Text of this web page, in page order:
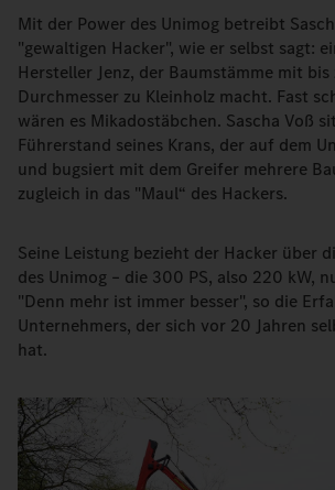
Mit der Power des Unimog betreibt
"gewaltigen Hacker", wie er selbst sagt:
Hersteller Jenz, der Baumstämme mit bis
Durchmesser zu Kleinholz macht. Fast
wären es Mikadostäbchen. Sascha Voß
Führerstand seines Krans, der auf dem
und bugsiert mit dem Greifer mehrere
zugleich in das "Maul“ des Hackers.
Seine Leistung bezieht der Hacker über
des Unimog – die 300 PS, also 220 kW,
"Denn mehr ist immer besser", so die
Unternehmers, der sich vor 20 Jahren
hat.